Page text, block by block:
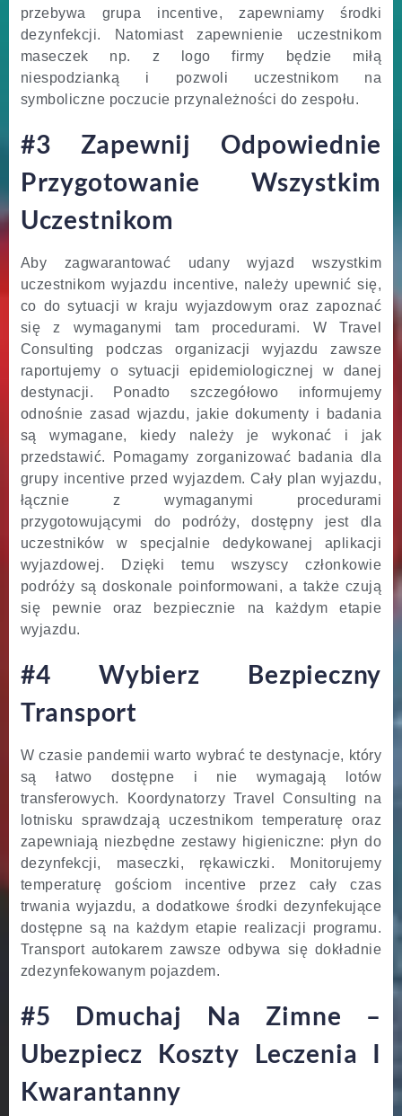
przebywa grupa incentive, zapewniamy środki
dezynfekcji. Natomiast zapewnienie uczestnikom
maseczek np. z logo firmy będzie miłą
niespodzianką i pozwoli uczestnikom na
symboliczne poczucie przynależności do zespołu.
#3 Zapewnij Odpowiednie
Przygotowanie Wszystkim
Uczestnikom
Aby zagwarantować udany wyjazd wszystkim
uczestnikom wyjazdu incentive, należy upewnić się,
co do sytuacji w kraju wyjazdowym oraz zapoznać
się z wymaganymi tam procedurami. W Travel
Consulting podczas organizacji wyjazdu zawsze
raportujemy o sytuacji epidemiologicznej w danej
destynacji. Ponadto szczegółowo informujemy
odnośnie zasad wjazdu, jakie dokumenty i badania
są wymagane, kiedy należy je wykonać i jak
przedstawić. Pomagamy zorganizować badania dla
grupy incentive przed wyjazdem. Cały plan wyjazdu,
łącznie z wymaganymi procedurami
przygotowującymi do podróży, dostępny jest dla
uczestników w specjalnie dedykowanej aplikacji
wyjazdowej. Dzięki temu wszyscy członkowie
podróży są doskonale poinformowani, a także czują
się pewnie oraz bezpiecznie na każdym etapie
wyjazdu.
#4 Wybierz Bezpieczny
Transport
W czasie pandemii warto wybrać te destynacje, który
są łatwo dostępne i nie wymagają lotów
transferowych. Koordynatorzy Travel Consulting na
lotnisku sprawdzają uczestnikom temperaturę oraz
zapewniają niezbędne zestawy higieniczne: płyn do
dezynfekcji, maseczki, rękawiczki. Monitorujemy
temperaturę gościom incentive przez cały czas
trwania wyjazdu, a dodatkowe środki dezynfekujące
dostępne są na każdym etapie realizacji programu.
Transport autokarem zawsze odbywa się dokładnie
zdezynfekowanym pojazdem.
#5 Dmuchaj Na Zimne –
Ubezpiecz Koszty Leczenia I
Kwarantanny